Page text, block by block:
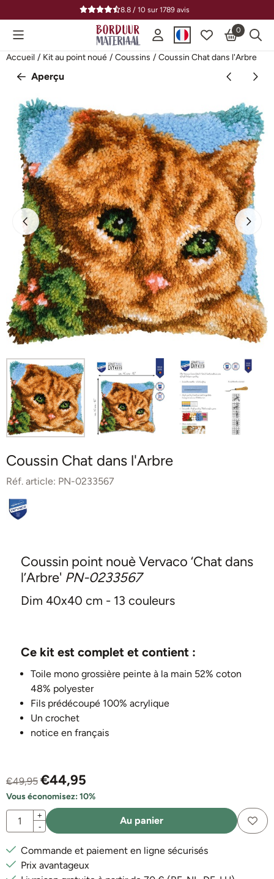
Préférences de cookies disponibles. Choisissez les
8.8 / 10 sur1789 avis
0
Accueil / Kit au point noué / Coussins / Coussin Chat dans l'Arbre
Aperçu
Coussin Chat dans l'Arbre
Réf. article: PN-0233567
Coussin point nouè Vervaco ‘Chat dans
l’Arbre' PN-0233567
Dim 40x40 cm - 13 couleurs
Ce kit est complet et contient :
Toile mono grossière peinte à la main 52% coton
48% polyester
Fils prédécoupé 100% acrylique
Un crochet
notice en français
€49,95 €44,95
Vous économisez:10%
Quantité
+
-
Au panier
Commande et paiement en ligne sécurisés
Prix avantageux